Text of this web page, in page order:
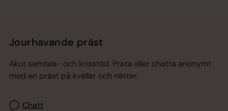
Jourhavande präst
Akut samtals- och krisstöd. Prata eller chatta anonymt
med en präst på kvällar och nätter.
Chatt